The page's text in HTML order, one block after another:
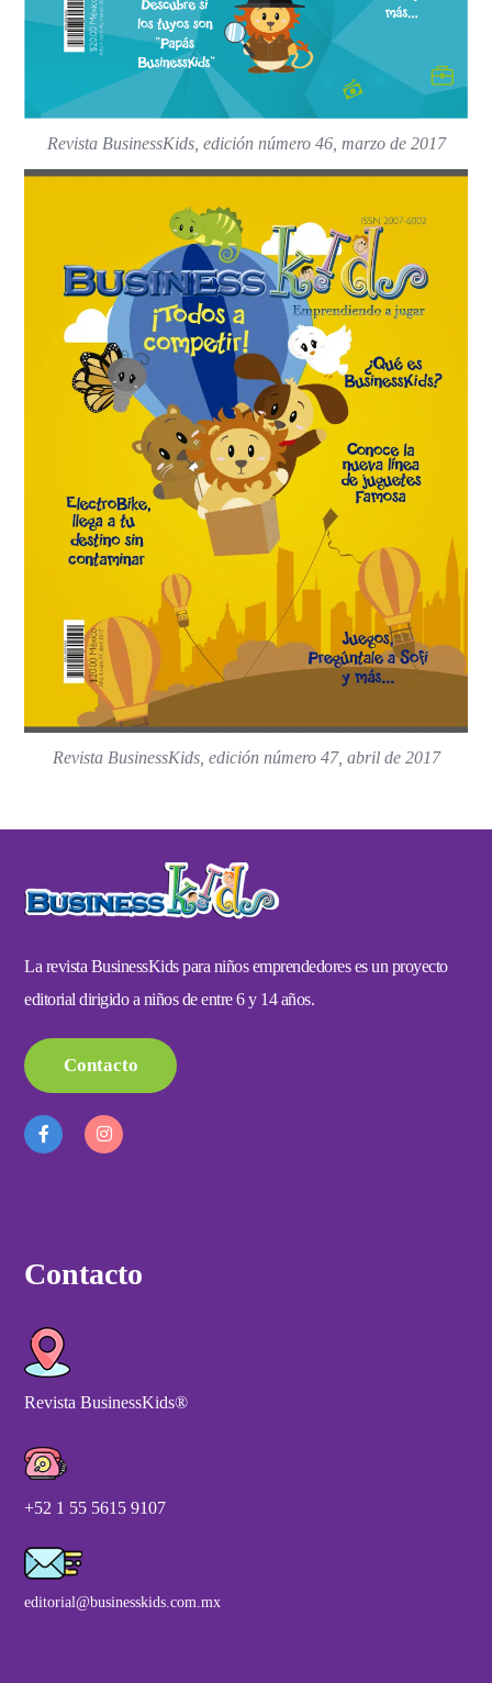
Revista BusinessKids, edición número 46, marzo de 2017
Revista BusinessKids, edición número 47, abril de 2017
La revista BusinessKids para niños emprendedores es un proyecto
editorial dirigido a niños de entre 6 y 14 años.
Contacto
Contacto
Revista BusinessKids®
+52 1 55 5615 9107
editorial@businesskids.com.mx